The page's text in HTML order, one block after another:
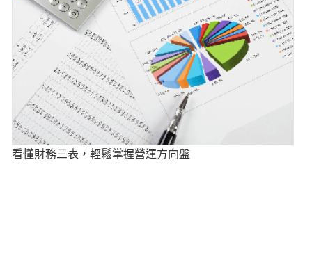
看懂財務三表，輕鬆掌握營運方向盤